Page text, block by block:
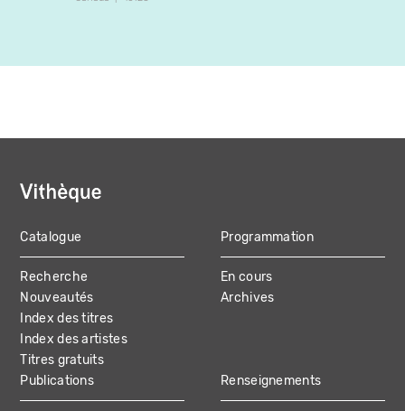
MAIN
NAVIGATION
Catalogue
Recherche
Nouveautés
Index des titres
Index des artistes
Titres gratuits
Programmation
En cours
Archives
Publications Renseignements